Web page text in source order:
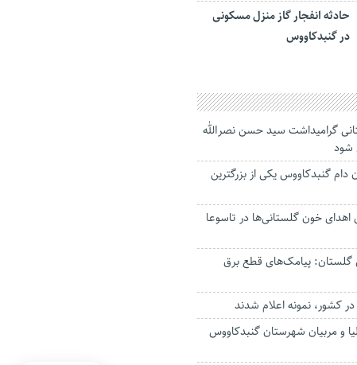
حادثه انفجار گاز منزل مسکونی
در گنبدکاووس
گرامیداشت سید حسن نصرالله
شود
دام گنبدکاووس یکی از بزرگترین
درصدی اهدای خون گلستانی‌ها در تاسوعا
گلستان: پیامک‌های قطع برق
و مربیان شهرستان گنبدکاووس